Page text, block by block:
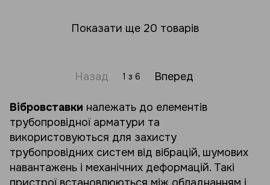
Показати ще 20 товарів
Назад 1 з 6 Вперед
Вібровставки належать до елементів
трубопровідної арматури та
використовуються для захисту
трубопровідних систем від вібрацій, шумових
навантажень і механічних деформацій. Такі